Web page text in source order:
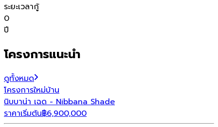
ระยะเวลากู้
0
ปี
โครงการแนะนำ
ดูทั้งหมด
โครงการใหม่บ้าน
นิบบาน่า เฉด - Nibbana Shade
ราคาเริ่มต้น฿6,900,000